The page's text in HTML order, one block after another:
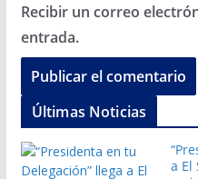
Recibir un correo
entrada.
Últimas Noticias
a El